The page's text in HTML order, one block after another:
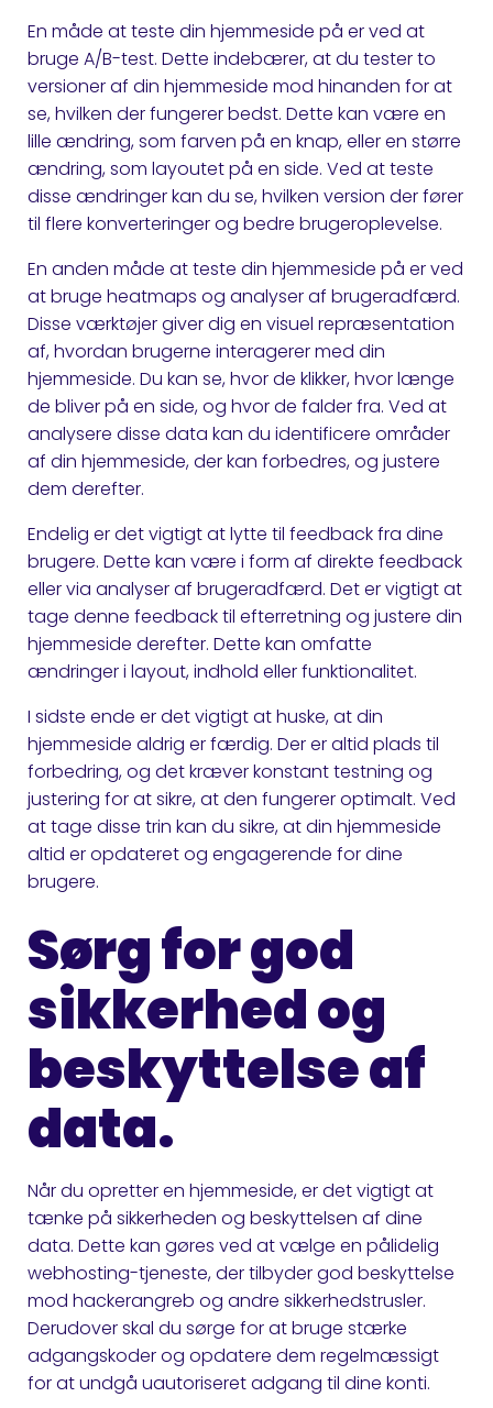
En måde at teste din hjemmeside på er ved at
bruge A/B-test. Dette indebærer, at du tester to
versioner af din hjemmeside mod hinanden for at
se, hvilken der fungerer bedst. Dette kan være en
lille ændring, som farven på en knap, eller en større
ændring, som layoutet på en side. Ved at teste
disse ændringer kan du se, hvilken version der fører
til flere konverteringer og bedre brugeroplevelse.
En anden måde at teste din hjemmeside på er ved
at bruge heatmaps og analyser af brugeradfærd.
Disse værktøjer giver dig en visuel repræsentation
af, hvordan brugerne interagerer med din
hjemmeside. Du kan se, hvor de klikker, hvor længe
de bliver på en side, og hvor de falder fra. Ved at
analysere disse data kan du identificere områder
af din hjemmeside, der kan forbedres, og justere
dem derefter.
Endelig er det vigtigt at lytte til feedback fra dine
brugere. Dette kan være i form af direkte feedback
eller via analyser af brugeradfærd. Det er vigtigt at
tage denne feedback til efterretning og justere din
hjemmeside derefter. Dette kan omfatte
ændringer i layout, indhold eller funktionalitet.
I sidste ende er det vigtigt at huske, at din
hjemmeside aldrig er færdig. Der er altid plads til
forbedring, og det kræver konstant testning og
justering for at sikre, at den fungerer optimalt. Ved
at tage disse trin kan du sikre, at din hjemmeside
altid er opdateret og engagerende for dine
brugere.
Sørg for god
sikkerhed og
beskyttelse af
data.
Når du opretter en hjemmeside, er det vigtigt at
tænke på sikkerheden og beskyttelsen af dine
data. Dette kan gøres ved at vælge en pålidelig
webhosting-tjeneste, der tilbyder god beskyttelse
mod hackerangreb og andre sikkerhedstrusler.
Derudover skal du sørge for at bruge stærke
adgangskoder og opdatere dem regelmæssigt
for at undgå uautoriseret adgang til dine konti.